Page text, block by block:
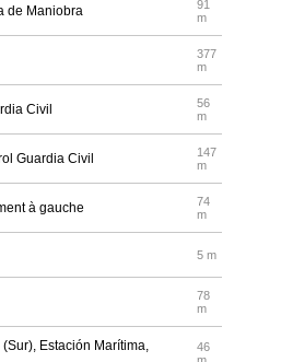
de Maniobra
91
m
377
m
Civil
56
m
Guardia Civil
147
m
à gauche
74
m
5 m
78
m
Estación Marítima,
46